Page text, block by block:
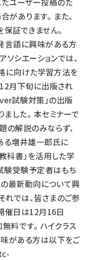
あります。 また、
証できません。
言語に興味がある方
ソシエーションでは、
に向けた学習方法を
12月下旬に出版され
試験対策」の出版
した。 本セミナーで
の解説のみならず、
る増井雄一郎氏に
科書」を活用した学
験受験予定者はもち
最新動向について興
れでは、皆さまのご参
催日は12月16日
料です。 ハイクラス
がある方は以下をご